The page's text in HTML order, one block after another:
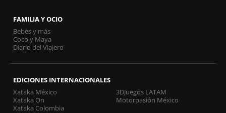
FAMILIA Y OCIO
Bebés y más
Coco y Maya
Diario del Viajero
EDICIONES INTERNACIONALES
Xataka México
Xataka On
Xataka Colombia
3DJuegos LATAM
Motorpasión México